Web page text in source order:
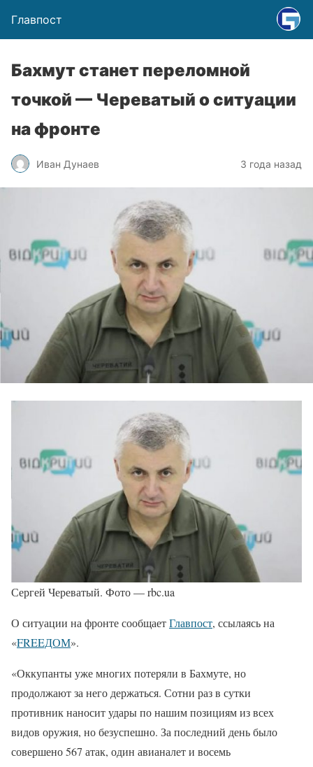
Главпост
Бахмут станет переломной
точкой — Череватый о ситуации
на фронте
Иван Дунаев 3 года назад
Сергей Череватый. Фото — rbc.ua
О ситуации на фронте сообщаетГлавпост, ссылаясь на
«FREEДОМ».
«Оккупанты уже многих потеряли в Бахмуте, но
продолжают за него держаться. Сотни раз в сутки
противник наносит удары по нашим позициям из всех
видов оружия, но безуспешно. За последний день было
совершено 567 атак, один авианалет и восемь